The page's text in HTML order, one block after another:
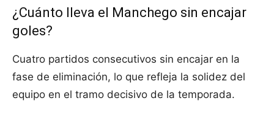
¿Cuánto lleva el Manchego sin encajar
goles?
Cuatro partidos consecutivos sin encajar en la
fase de eliminación, lo que refleja la solidez del
equipo en el tramo decisivo de la temporada.